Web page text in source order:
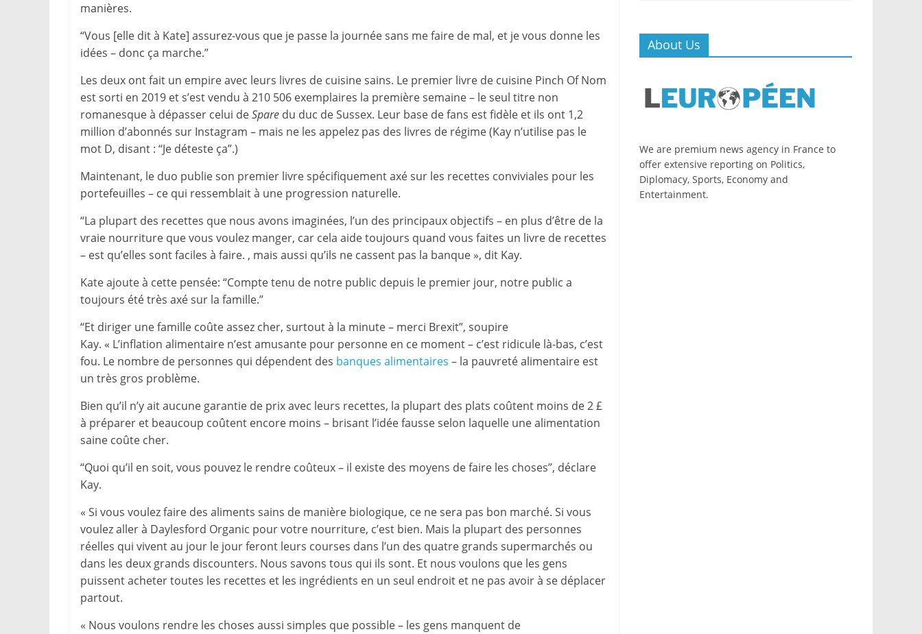
manières.
“Vous [elle dit à Kate] assurez-vous que je passe la journée sans me faire de mal, et je vous donne les
idées – donc ça marche.”
Les deux ont fait un empire avec leurs livres de cuisine sains. Le premier livre de cuisine Pinch Of Nom
est sorti en 2019 et s’est vendu à 210 506 exemplaires la première semaine – le seul titre non
romanesque à dépasser celui deSpare du duc de Sussex. Leur base de fans est fidèle et ils ont 1,2
million d’abonnés sur Instagram – mais ne les appelez pas des livres de régime (Kay n’utilise pas le
mot D, disant : “Je déteste ça”.)
Maintenant, le duo publie son premier livre spécifiquement axé sur les recettes conviviales pour les
portefeuilles – ce qui ressemblait à une progression naturelle.
“La plupart des recettes que nous avons imaginées, l’un des principaux objectifs – en plus d’être de la
vraie nourriture que vous voulez manger, car cela aide toujours quand vous faites un livre de recettes
– est qu’elles sont faciles à faire. , mais aussi qu’ils ne cassent pas la banque », dit Kay.
Kate ajoute à cette pensée: “Compte tenu de notre public depuis le premier jour, notre public a
toujours été très axé sur la famille.”
“Et diriger une famille coûte assez cher, surtout à la minute – merci Brexit”, soupire
Kay. « L’inflation alimentaire n’est amusante pour personne en ce moment – ​​c’est ridicule là-bas, c’est
fou. Le nombre de personnes qui dépendent des banques alimentaires – la pauvreté alimentaire est
un très gros problème.
Bien qu’il n’y ait aucune garantie de prix avec leurs recettes, la plupart des plats coûtent moins de 2 £
à préparer et beaucoup coûtent encore moins – brisant l’idée fausse selon laquelle une alimentation
saine coûte cher.
“Quoi qu’il en soit, vous pouvez le rendre coûteux – il existe des moyens de faire les choses”, déclare
Kay.
« Si vous voulez faire des aliments sains de manière biologique, ce ne sera pas bon marché. Si vous
voulez aller à Daylesford Organic pour votre nourriture, c’est bien. Mais la plupart des personnes
réelles qui vivent au jour le jour feront leurs courses dans l’un des quatre grands supermarchés ou
dans les deux grands discounters. Nous savons tous qui ils sont. Et nous voulons que les gens
puissent acheter toutes les recettes et les ingrédients en un seul endroit et ne pas avoir à se déplacer
partout.
« Nous voulons rendre les choses aussi simples que possible – les gens manquent de
About Us
We are premium news agency in France to
offer extensive reporting on Politics,
Diplomacy, Sports, Economy and
Entertainment.